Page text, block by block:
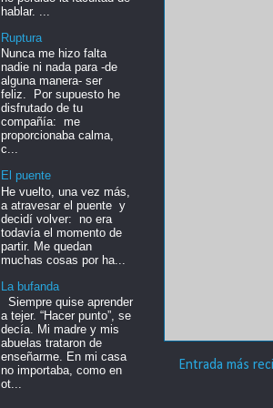
Entrada más
hablar. ...
Ruptura
Nunca me hizo falta
nadie ni nada para -de
alguna manera- ser
feliz. Por supuesto he
disfrutado de tu
compañía: me
proporcionaba calma,
c...
El puente
He vuelto, una vez más,
a atravesar el puente y
decidí volver: no era
todavía el momento de
partir. Me quedan
muchas cosas por ha...
La bufanda
Siempre quise aprender
a tejer. “Hacer punto”, se
decía. Mi madre y mis
abuelas trataron de
enseñarme. En mi casa
no importaba, como en
ot...